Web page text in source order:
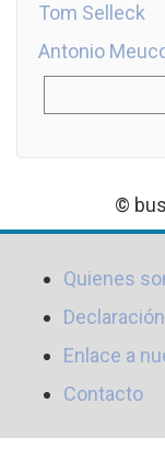
Tom Selleck
Antonio
©
Quienes
Enlace a
Contacto